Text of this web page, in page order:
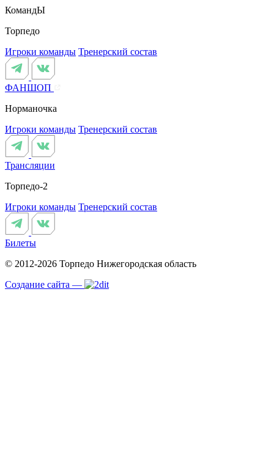
КомандЫ
Торпедо
Игроки команды Тренерский состав
ФАНШОП
Норманочка
Игроки команды Тренерский состав
Трансляции
Торпедо-2
Игроки команды Тренерский состав
Билеты
© 2012-2026 Торпедо Нижегородская область
Создание сайта —